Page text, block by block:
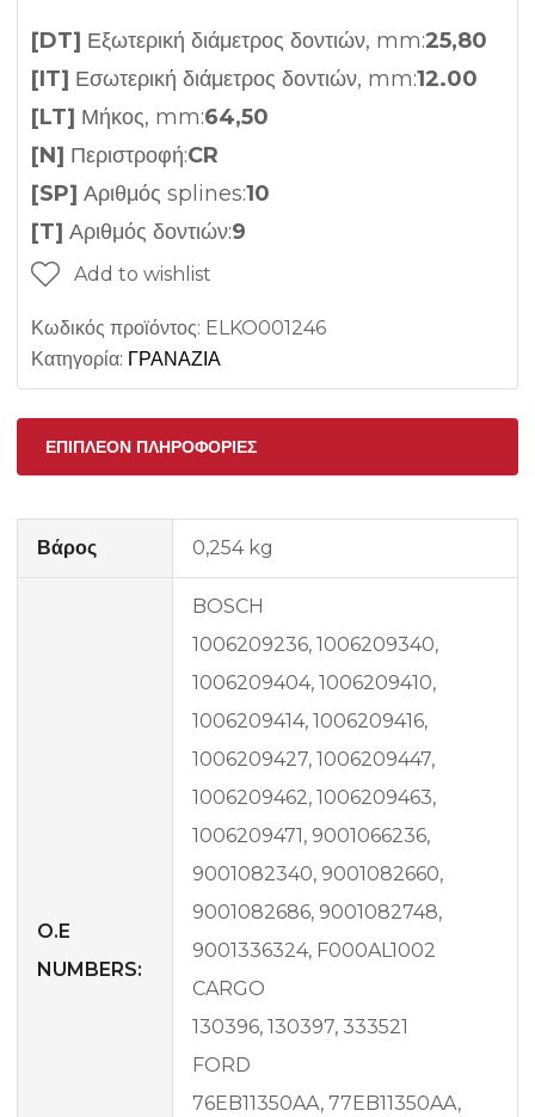
[DT] Εξωτερική διάμετρος δοντιών, mm:25,80
[IT] Εσωτερική διάμετρος δοντιών, mm:12.00
[LT] Μήκος, mm:64,50
[N] Περιστροφή:CR
[SP] Αριθμός splines:10
[T] Αριθμός δοντιών:9
Add to wishlist
Κωδικός προϊόντος: ELKO001246
Κατηγορία: ΓΡΑΝΑΖΙΑ
ΕΠΙΠΛΈΟΝ ΠΛΗΡΟΦΟΡΊΕΣ
Βάρος 0,254 kg
O.E
NUMBERS:
BOSCH
1006209236, 1006209340,
1006209404, 1006209410,
1006209414, 1006209416,
1006209427, 1006209447,
1006209462, 1006209463,
1006209471, 9001066236,
9001082340, 9001082660,
9001082686, 9001082748,
9001336324, F000AL1002
CARGO
130396, 130397, 333521
FORD
76EB11350AA, 77EB11350AA,